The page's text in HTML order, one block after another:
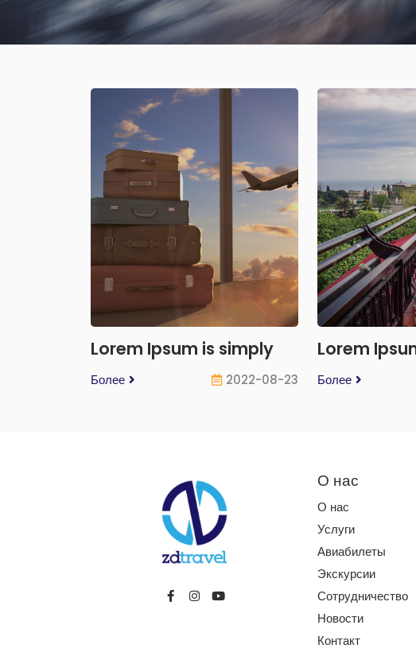
Lorem Ipsum is simply
Более 2022-08-23
Lorem
Более
О нас
О нас
Услуги
Авиабилеты
Экскурсии
Сотрудничество
Новости
Контакт